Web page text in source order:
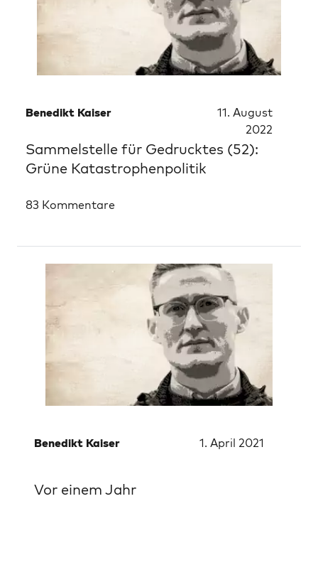
Benedikt Kaiser
11. August
2022
Sammelstelle für Gedrucktes (52):
Grüne Katastrophenpolitik
83 Kommentare
Benedikt Kaiser 1. April 2021
Vor einem Jahr